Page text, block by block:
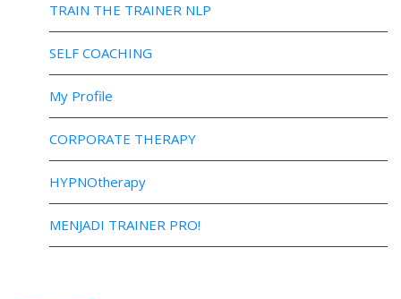
TRAIN THE TRAINER NLP
SELF COACHING
My Profile
CORPORATE THERAPY
HYPNOtherapy
MENJADI TRAINER PRO!